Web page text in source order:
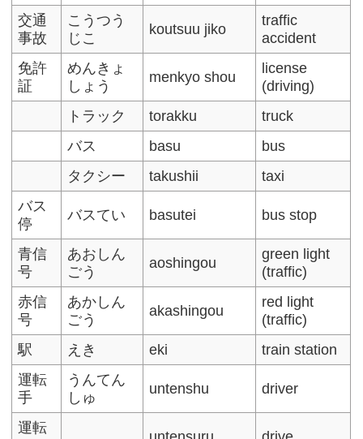
交通
事故
こうつう
じこ
koutsuu jiko
traffic
accident
免許
証
めんきょ
しょう
menkyo shou
license
(driving)
トラック
torakku
truck
バス
basu
bus
タクシー
takushii
taxi
バス
停
バスてい basutei bus stop
青信
号
あおしん
ごう
aoshingou
green light
(traffic)
赤信
号
あかしん
ごう
akashingou
red light
(traffic)
駅
えき eki
train station
運転
手
うんてん
しゅ
untenshu driver
運転